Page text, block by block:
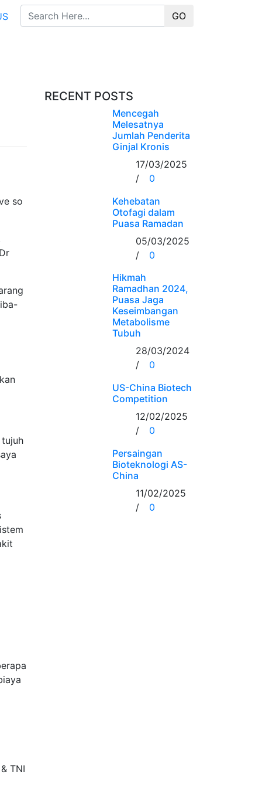
GO
so
TNI
RECENT POSTS
Mencegah
Melesatnya
Jumlah Penderita
Ginjal Kronis
17/03/2025
/
0
Kehebatan
Otofagi dalam
Puasa Ramadan
05/03/2025
/
0
Hikmah
Ramadhan 2024,
Puasa Jaga
Keseimbangan
Metabolisme
Tubuh
28/03/2024
/
0
US-China Biotech
Competition
12/02/2025
/
0
Persaingan
Bioteknologi AS-
China
11/02/2025
/
0